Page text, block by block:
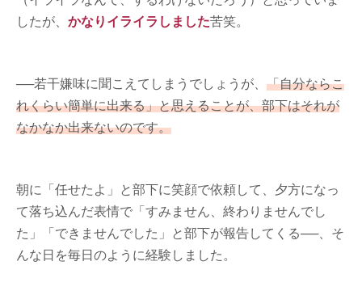
したが、 かなりイライラしました苦笑。
──若干嫌味に聞こえてしまうでしょうが、 「自分ならこ
れくらい簡単に出来る」と思えることが、部下はそれが
なかなか出来ないのです。
朝に「任せたよ」と部下に笑顔で依頼して、夕方になっ
て落ち込んだ表情で「すみません、終わりませんでし
た」「できませんでした」と部下が報告してくる──、そ
んな日を毎日のように経験しました。